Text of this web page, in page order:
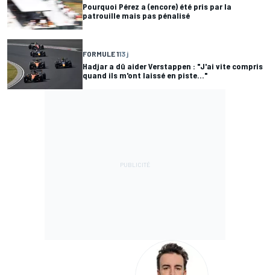
Pourquoi Pérez a (encore) été pris par la
patrouille mais pas pénalisé
FORMULE 113 j
Hadjar a dû aider Verstappen : "J'ai vite compris
quand ils m'ont laissé en piste..."